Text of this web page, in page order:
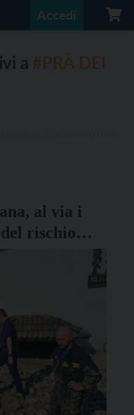
Accedi
a
al via i
rischio
Grande